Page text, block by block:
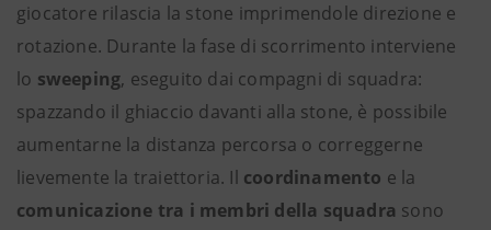
giocatore rilascia la stone imprimendole direzione e
rotazione. Durante la fase di scorrimento interviene
lo sweeping, eseguito dai compagni di squadra:
spazzando il ghiaccio davanti alla stone, è possibile
aumentarne la distanza percorsa o correggerne
lievemente la traiettoria. Il coordinamento e la
comunicazione tra i membri della squadra sono